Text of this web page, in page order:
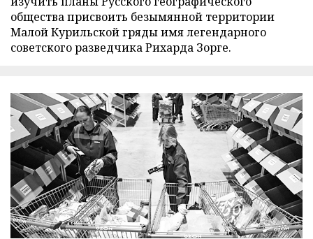
общества присвоить безымянной территории
Малой Курильской гряды имя легендарного
советского разведчика Рихарда Зорге.